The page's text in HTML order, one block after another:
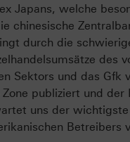
Japans, welche
durch die
des
Sektors und das Gfk
publiziert und der
uns der
Betreibers